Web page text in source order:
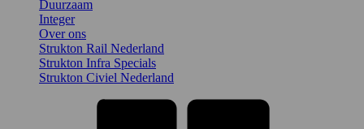
Duurzaam
Integer
Over ons
Strukton Rail Nederland
Strukton Infra Specials
Strukton Civiel Nederland